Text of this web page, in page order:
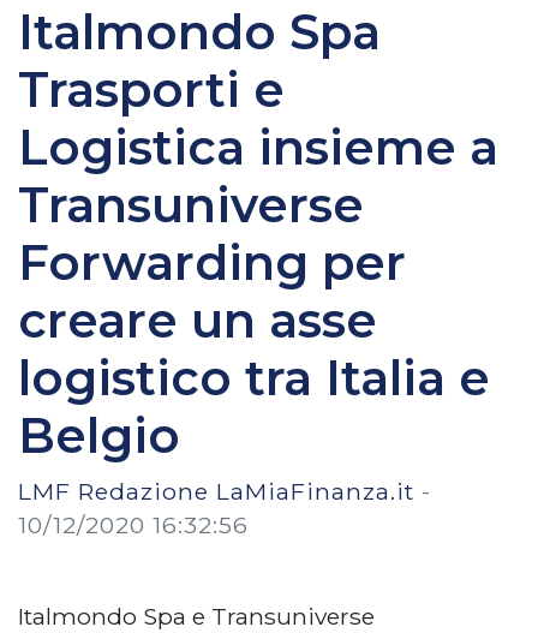
Italmondo Spa
Trasporti e
Logistica insieme a
Transuniverse
Forwarding per
creare un asse
logistico tra Italia e
Belgio
LMF Redazione LaMiaFinanza.it -
10/12/2020 16:32:56
Italmondo Spa e Transuniverse